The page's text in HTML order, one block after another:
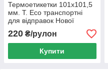
Термоетикетки 101х101,5
мм. T. Eco транспортні
для відправок Нової
пошти, Укрпошти, низькі
ціни.
220 ₴/рулон
Купити